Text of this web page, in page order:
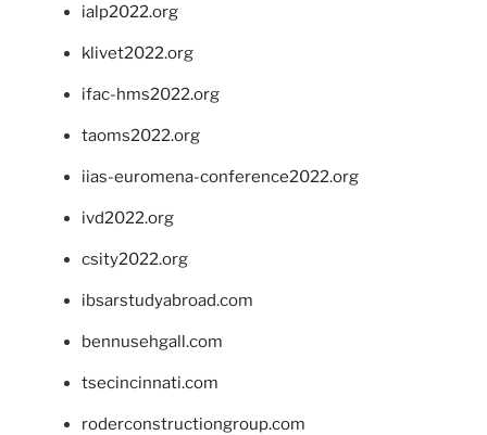
ialp2022.org
klivet2022.org
ifac-hms2022.org
taoms2022.org
iias-euromena-conference2022.org
ivd2022.org
csity2022.org
ibsarstudyabroad.com
bennusehgall.com
tsecincinnati.com
roderconstructiongroup.com